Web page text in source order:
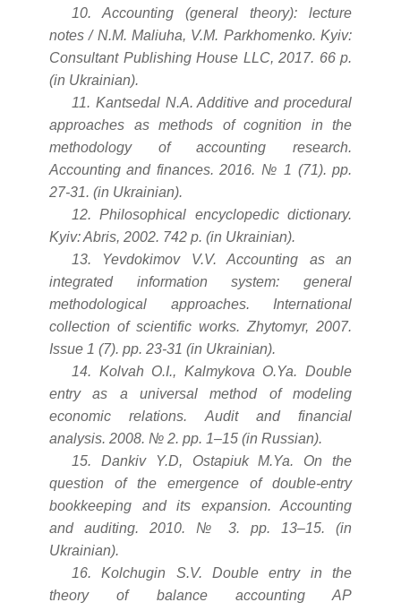
10. Accounting (general theory): lecture
notes / N.M. Maliuha, V.M. Parkhomenko. Kyiv:
Consultant Publishing House LLC, 2017. 66 p.
(in Ukrainian).
11. Kantsedal N.A. Additive and procedural
approaches as methods of cognition in the
methodology of accounting research.
Accounting and finances. 2016. № 1 (71). pp.
27-31. (in Ukrainian).
12. Philosophical encyclopedic dictionary.
Kyiv: Abris, 2002. 742 p. (in Ukrainian).
13. Yevdokimov V.V. Accounting as an
integrated information system: general
methodological approaches. International
collection of scientific works. Zhytomyr, 2007.
Issue 1 (7). pp. 23-31 (in Ukrainian).
14. Kolvah O.I., Kalmykova O.Ya. Double
entry as a universal method of modeling
economic relations. Audit and financial
analysis. 2008. № 2. pp. 1–15 (in Russian).
15. Dankiv Y.D, Ostapiuk M.Ya. On the
question of the emergence of double-entry
bookkeeping and its expansion. Accounting
and auditing. 2010. № 3. pp. 13–15. (in
Ukrainian).
16. Kolchugin S.V. Double entry in the
theory of balance accounting AP